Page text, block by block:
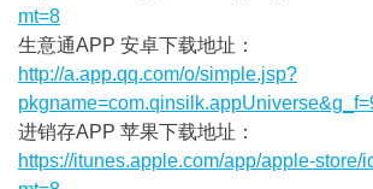
mt=8
生意通APP 安卓下载地址：
http://a.app.qq.com/o/simple.jsp?
进销存APP 苹果下载地址：
https://itunes.apple.com/app/apple-store/